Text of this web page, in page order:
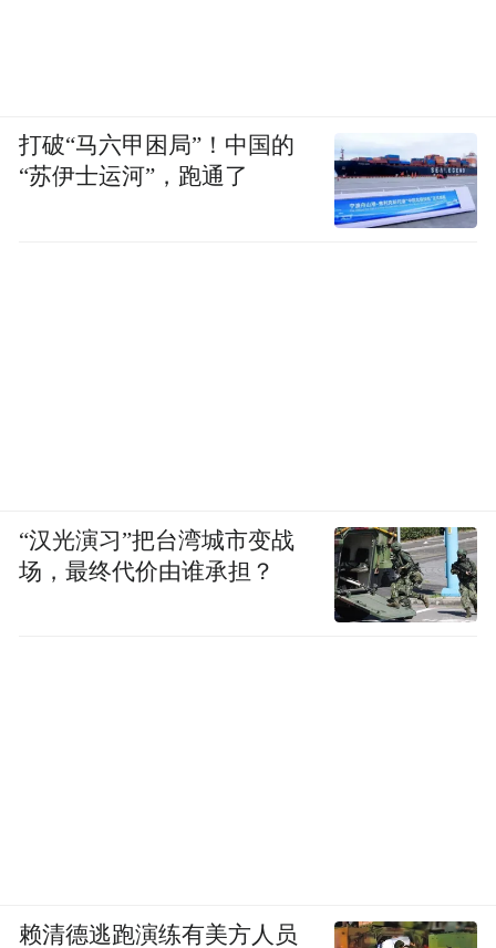
打破“马六甲困局”！中国的
“苏伊士运河”，跑通了
“汉光演习”把台湾城市变战
场，最终代价由谁承担？
赖清德逃跑演练有美方人员